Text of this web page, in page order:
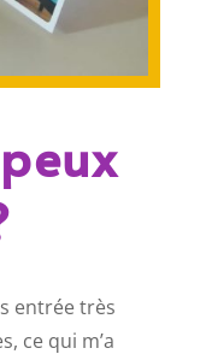
entrée très
ce qui m’a